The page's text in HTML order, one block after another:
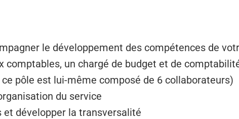
le développement des compétences de
comptables, un chargé de budget et de
pôle est lui-même composé de 6 collaborateurs)
du service
développer la transversalité